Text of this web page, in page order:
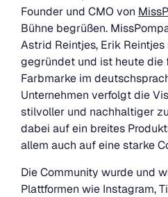
Founder und CMO von
Bühne begrüßen.
Astrid Reintjes, Erik
gegründet und ist heute die
Farbmarke im
Unternehmen verfolgt die
stilvoller und nachhaltiger
dabei auf ein breites
allem auch auf eine starke
Die Community wurde und
Plattformen wie Instagram,